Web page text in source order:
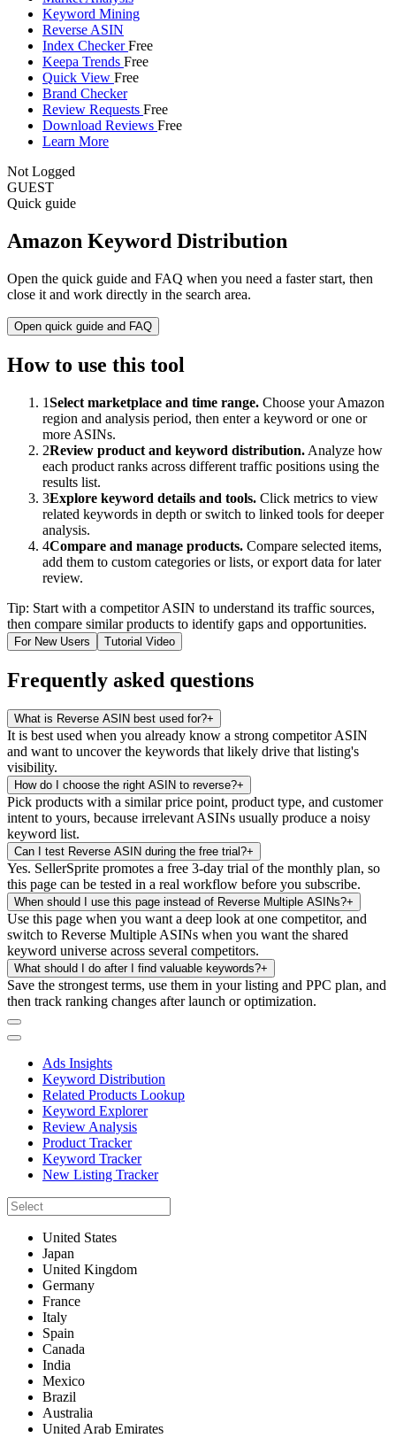
Keyword Mining
Reverse ASIN
Index CheckerFree
Keepa Trends Free
Quick View Free
Brand Checker
Review Requests Free
Download Reviews Free
Learn More
Not Logged
GUEST
Quick guide
Amazon Keyword Distribution
Open the quick guide and FAQ when you need a faster start, then
close it and work directly in the search area.
Open quick guide and FAQ
How to use this tool
1Select marketplace and time range. Choose your Amazon
region and analysis period, then enter a keyword or one or
more ASINs.
2Review product and keyword distribution. Analyze how
each product ranks across different traffic positions using the
results list.
3Explore keyword details and tools. Click metrics to view
related keywords in depth or switch to linked tools for deeper
analysis.
4Compare and manage products. Compare selected items,
add them to custom categories or lists, or export data for later
review.
Tip: Start with a competitor ASIN to understand its traffic sources,
then compare similar products to identify gaps and opportunities.
For New Users Tutorial Video
Frequently asked questions
What is Reverse ASIN best used for?+
It is best used when you already know a strong competitor ASIN
and want to uncover the keywords that likely drive that listing's
visibility.
How do I choose the right ASIN to reverse?+
Pick products with a similar price point, product type, and customer
intent to yours, because irrelevant ASINs usually produce a noisy
keyword list.
Can I test Reverse ASIN during the free trial?+
Yes. SellerSprite promotes a free 3-day trial of the monthly plan, so
this page can be tested in a real workflow before you subscribe.
When should I use this page instead of Reverse Multiple ASINs?+
Use this page when you want a deep look at one competitor, and
switch to Reverse Multiple ASINs when you want the shared
keyword universe across several competitors.
What should I do after I find valuable keywords?+
Save the strongest terms, use them in your listing and PPC plan, and
then track ranking changes after launch or optimization.
Ads Insights
Keyword Distribution
Related Products Lookup
Keyword Explorer
Review Analysis
Product Tracker
Keyword Tracker
New Listing Tracker
United States
Japan
United Kingdom
Germany
France
Italy
Spain
Canada
India
Mexico
Brazil
Australia
United Arab Emirates